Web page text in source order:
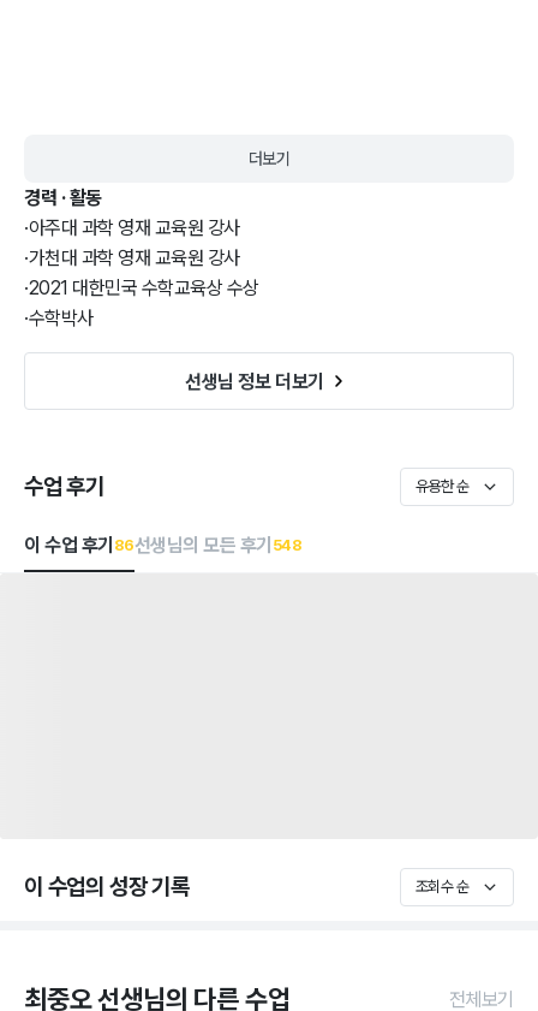
더보기
경력 · 활동
·아주대 과학 영재 교육원 강사
·가천대 과학 영재 교육원 강사
·2021 대한민국 수학교육상 수상
·수학박사
선생님 정보 더보기
수업 후기 유용한 순
이 수업 후기 86선생님의 모든 후기 548
이 수업의 성장 기록 조회수 순
최중오 선생님의 다른 수업 전체보기